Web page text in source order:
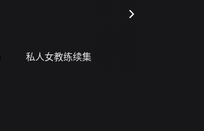
私人女教练续集